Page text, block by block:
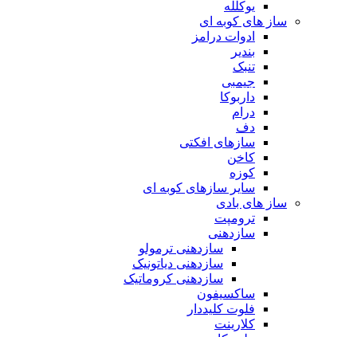
یوکلله
ساز های کوبه ای
ادوات درامز
بندیر
تنبک
جیمبی
داربوکا
درام
دف
سازهای افکتی
کاخن
کوزه
سایر سازهای کوبه ای
ساز های بادی
ترومپت
سازدهنی
سازدهنی ترمولو
سازدهنی دیاتونیک
سازدهنی کروماتیک
ساکسیفون
فلوت کلیددار
کلارینت